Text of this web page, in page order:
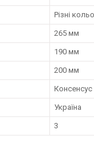
Різні
265 мм
190 мм
200 мм
Консенсус
Україна
3